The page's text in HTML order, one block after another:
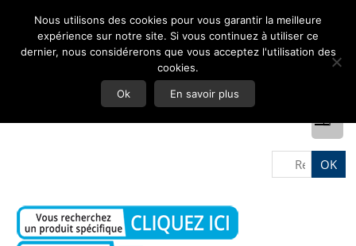
Nous utilisons des cookies pour vous garantir la meilleure
expérience sur notre site. Si vous continuez à utiliser ce
dernier, nous considérerons que vous acceptez l'utilisation des
cookies.
Ok En savoir plus